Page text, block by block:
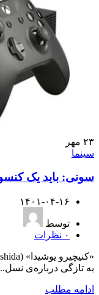
۲۳ مهر
سینما
سونی: باید یک
۱۴۰۱-۰۴-۱۶
توسط
۰ نظرات
به تازگی درباره‌ی
ادامه مطلب